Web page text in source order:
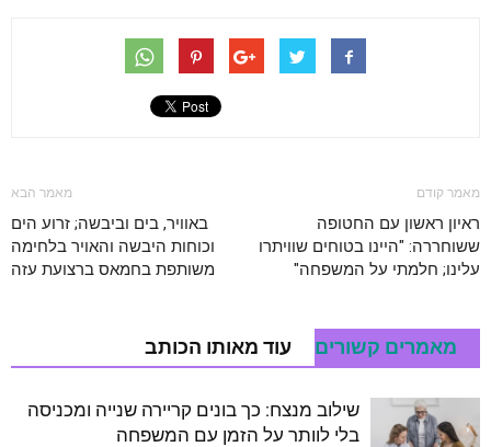
מאמר קודם
ראיון ראשון עם החטופה
ששוחררה: "היינו בטוחים שוויתרו
עלינו; חלמתי על המשפחה"
מאמר הבא
באוויר, בים וביבשה; זרוע הים
וכוחות היבשה והאויר בלחימה
משותפת בחמאס ברצועת עזה
מאמרים קשורים עוד מאותו הכותב
שילוב מנצח: כך בונים קריירה שנייה ומכניסה
בלי לוותר על הזמן עם המשפחה